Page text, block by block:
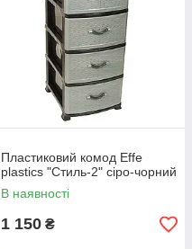
Пластиковий комод Effe
plastics "Стиль-2" сіро-чорний
В наявності
1 150 ₴